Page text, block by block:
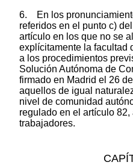
6. En los
referidos en el punto c)
artículo en los que no se
explícitamente la facultad
a los procedimientos
Solución Autónoma de
firmado en Madrid el 26
aquellos de igual
nivel de comunidad
regulado en el artículo
trabajadores.